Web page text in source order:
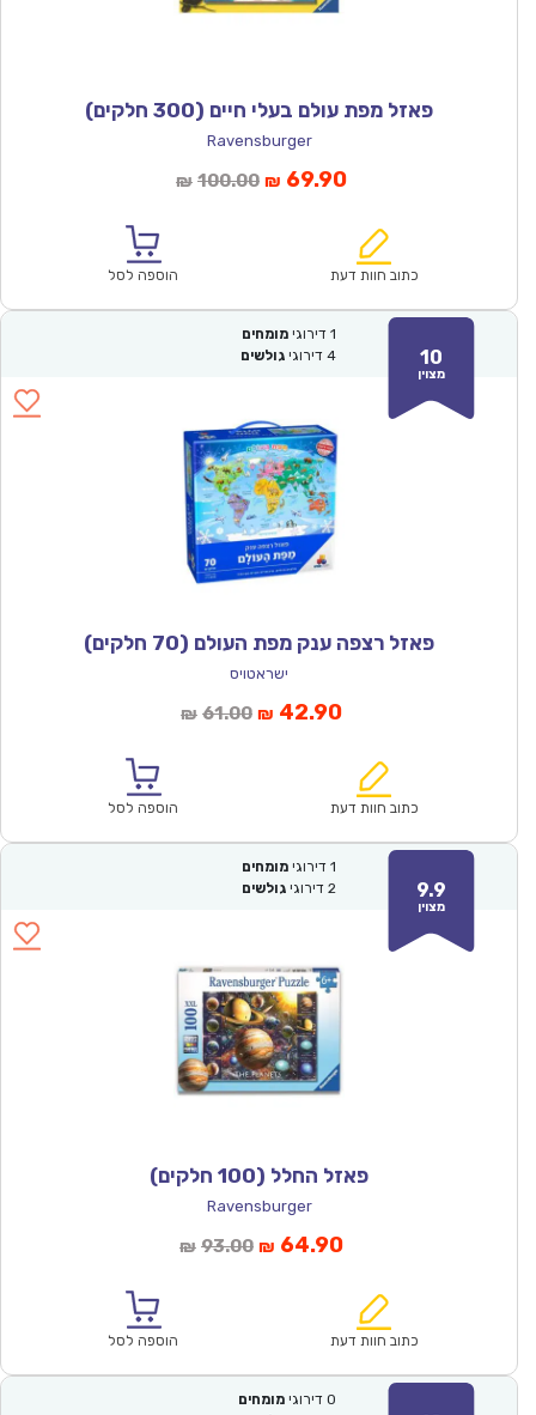
פאזל מפת עולם בעלי חיים (300 חלקים)
Ravensburger
₪ 100.00המחיר
₪100.00.
₪ 69.90המחיר
הוא:
כתוב חוות דעת הוספה לסל
10
מצוין
1 דירוגי מומחים
4 דירוגי גולשים
פאזל רצפה ענק מפת העולם (70 חלקים)
ישראטויס
₪ 61.00המחיר
₪61.00.
₪ 42.90המחיר
הוא:
כתוב חוות דעת הוספה לסל
9.9
מצוין
1 דירוגי מומחים
2 דירוגי גולשים
פאזל החלל (100 חלקים)
Ravensburger
₪ 93.00המחיר
₪93.00.
₪ 64.90המחיר
הוא:
כתוב חוות דעת הוספה לסל
0 דירוגי מומחים